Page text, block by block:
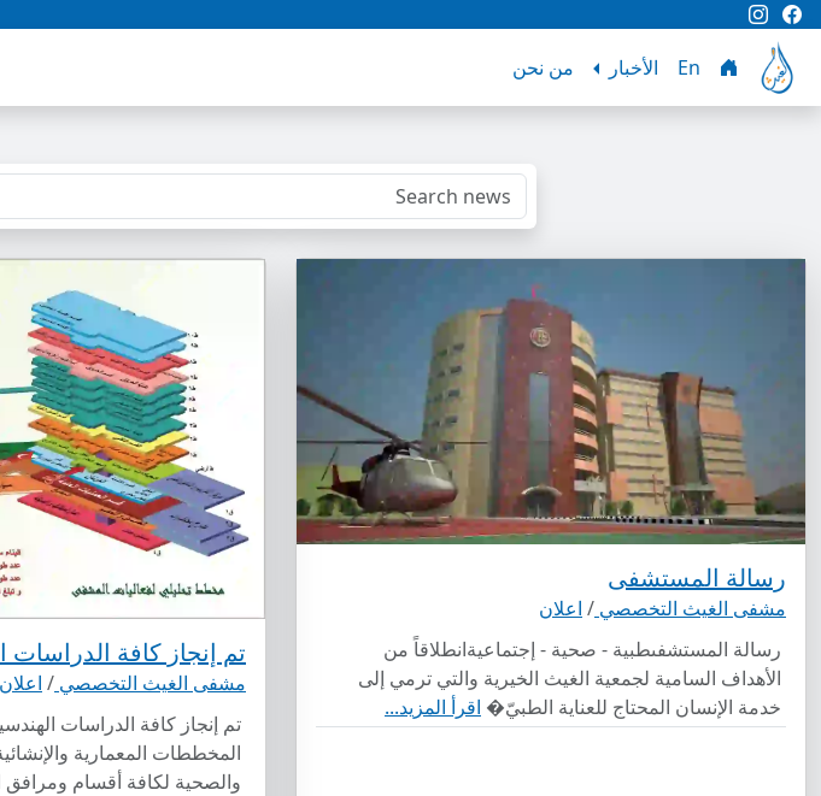
En الأخبار من نحن
رسالة المستشفى
مشفى الغيث التخصصي / اعلان
رسالة المستشفىطبية - صحية - إجتماعيةانطلاقاً من
الأهداف السامية لجمعية الغيث الخيرية والتي ترمي إلى
خدمة الإنسان المحتاج للعناية الطبيّ� اقرأ المزيد...
تم إنجاز كافة الدراسات
مشفى الغيث التخصصي / اعلان
تم إنجاز كافة الدراسات
المخططات المعمارية
والصحية لكافة أقسام